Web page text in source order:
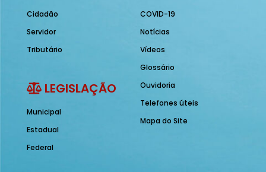
Cidadão
Servidor
Tributário
LEGISLAÇÃO
Municipal
Estadual
Federal
COVID-19
Notícias
Vídeos
Glossário
Ouvidoria
Telefones úteis
Mapa do Site